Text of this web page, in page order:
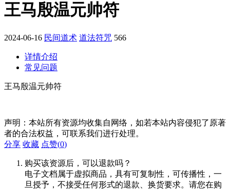
王马殷温元帅符
2024-06-16 民间道术 道法符咒 566
详情介绍
常见问题
王马殷温元帅符
声明：本站所有资源均收集自网络，如若本站内容侵犯了原著
者的合法权益，可联系我们进行处理。
分享 收藏 点赞(0)
购买该资源后，可以退款吗？
电子文档属于虚拟商品，具有可复制性，可传播性，一
旦授予，不接受任何形式的退款、换货要求。请您在购